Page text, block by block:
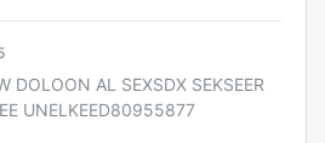
DOLOON AL SEXSDX SEKSEER
UNELKEED80955877